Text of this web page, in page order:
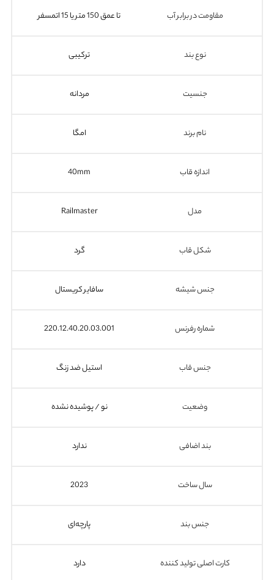
مقاومت در برابر آب تا عمق 150 متر یا 15 اتمسفر
نوع بند ترکیبی
جنسیت مردانه
نام برند امگا
اندازه قاب 40mm
مدل Railmaster
شکل قاب گرد
جنس شیشه سافایر کریستال
شماره رفرنس 220.12.40.20.03.001
جنس قاب استیل ضد زنگ
وضعیت نو / پوشیده نشده
بند اضافی ندارد
سال ساخت 2023
جنس بند پارچه‌ای
کارت اصلی تولید کننده دارد